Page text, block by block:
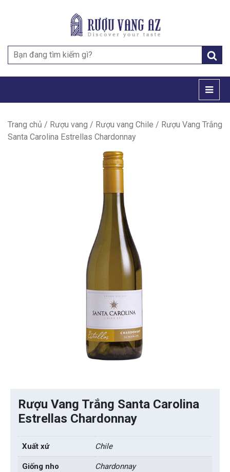
Search
for:
Trang chủ / Rượu vang / Rượu vang Chile / Rượu Vang Trắng
Santa Carolina Estrellas Chardonnay
Rượu Vang Trắng Santa Carolina
Estrellas Chardonnay
Xuất xứ Chile
Giống nho Chardonnay